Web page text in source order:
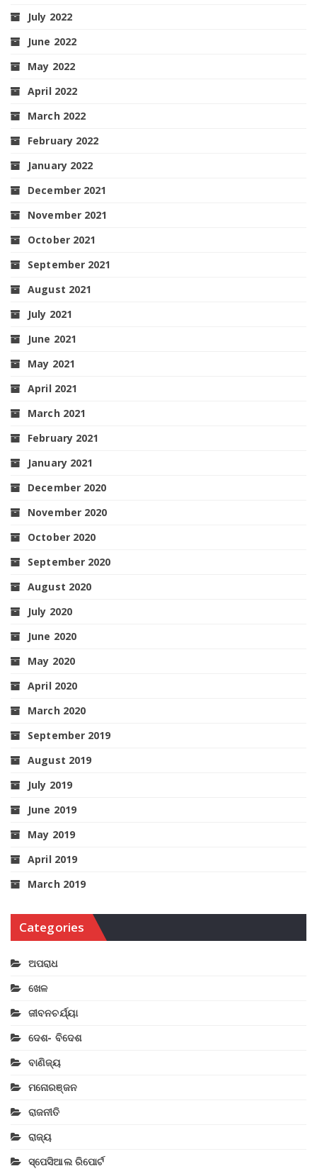
July 2022
June 2022
May 2022
April 2022
March 2022
February 2022
January 2022
December 2021
November 2021
October 2021
September 2021
August 2021
July 2021
June 2021
May 2021
April 2021
March 2021
February 2021
January 2021
December 2020
November 2020
October 2020
September 2020
August 2020
July 2020
June 2020
May 2020
April 2020
March 2020
September 2019
August 2019
July 2019
June 2019
May 2019
April 2019
March 2019
Categories
ଅପରାଧ
ଖେଳ
ଜୀବନଚର୍ଯ୍ୟା
ଦେଶ- ବିଦେଶ
ବାଣିଜ୍ୟ
ମନୋରଞ୍ଜନ
ରାଜନୀତି
ରାଜ୍ୟ
ସ୍ପେସିଆଲ ରିପୋର୍ଟ